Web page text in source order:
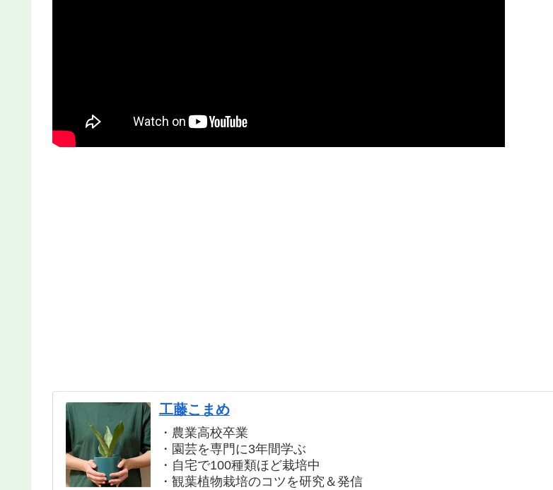
工藤こまめ
・農業高校卒業
・園芸を専門に3年間学ぶ
・自宅で100種類ほど栽培中
・観葉植物栽培のコツを研究＆発信